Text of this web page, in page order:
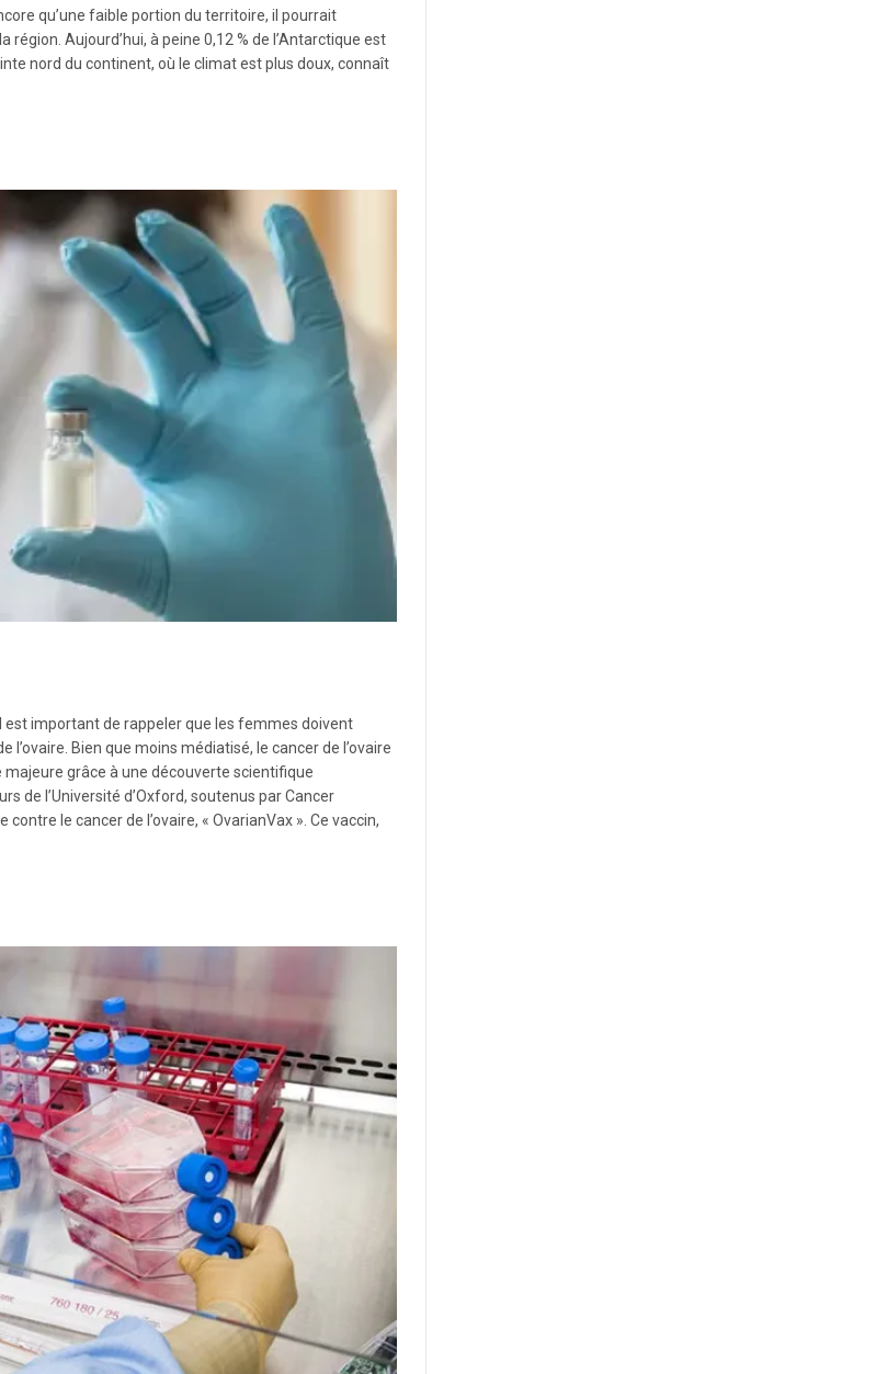
qu’une faible portion du territoire, il pourrait
Aujourd’hui, à peine 0,12 % de l’Antarctique est
nord du continent, où le climat est plus doux, connaît
est important de rappeler que les femmes doivent
Bien que moins médiatisé, le cancer de l’ovaire
grâce à une découverte scientifique
de l’Université d’Oxford, soutenus par Cancer
le cancer de l’ovaire, « OvarianVax ». Ce vaccin,